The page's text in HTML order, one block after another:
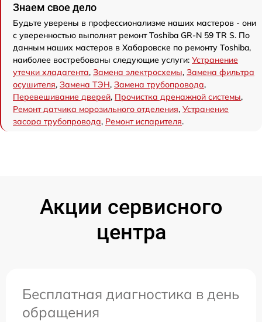
Знаем свое дело
Будьте уверены в профессионализме наших мастеров - они
с уверенностью выполнят ремонт Toshiba GR-N 59 TR S. По
данным наших мастеров в Хабаровске по ремонту Toshiba,
наиболее востребованы следующие услуги: Устранение
утечки хладагента, Замена электросхемы, Замена фильтра
осушителя, Замена ТЭН, Замена трубопровода,
Перевешивание дверей, Прочистка дренажной системы,
Ремонт датчика морозильного отделения, Устранение
засора трубопровода, Ремонт испарителя.
Акции сервисного
центра
Бесплатная диагностика в день
обращения